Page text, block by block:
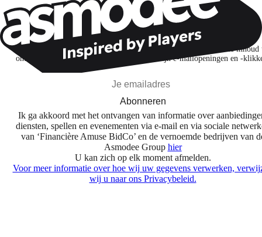
Wil je nog meer spelnieuws ontvangen?
Ik abonneer me om spellen, nieuwe releases en gepersonaliseerde inhoud
ontdekken op basis van mijn interesses en mijn e-mailopeningen en -
Abonneren
Ik ga akkoord met het ontvangen van informatie over
diensten, spellen en evenementen via e-mail en via sociale
van ‘Financière Amuse BidCo’ en de vernoemde bedrijven van
Asmodee Group hier
U kan zich op elk moment afmelden.
Voor meer informatie over hoe wij uw gegevens verwerken,
wij u naar ons Privacybeleid.